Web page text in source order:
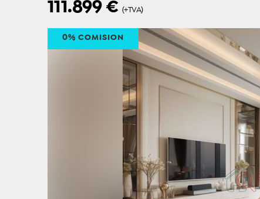
111.899 € (+TVA)
0% COMISION